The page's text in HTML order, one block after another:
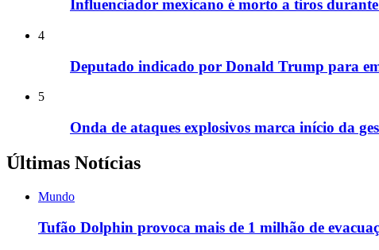
Influenciador mexicano é morto a tiros
4
Deputado indicado por Donald Trump para
5
Onda de ataques explosivos marca início da
Últimas Notícias
Mundo
Tufão Dolphin provoca mais de 1 milhão de